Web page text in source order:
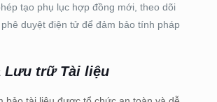
tạo phụ lục hợp đồng mới, theo dõi
duyệt điện tử để đảm bảo tính pháp
Lưu trữ Tài liệu